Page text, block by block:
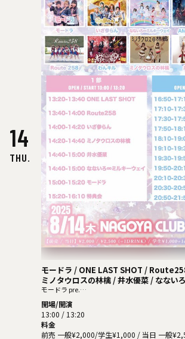
14
THU.
モードラ / ONE LAST SHOT /
ミノタウロスの林檎 / 井⽔優菜 / なない
モードラ pre.
開場/開演
13:00 / 13:20
料金
前売 一般¥2,000/学生¥1,000 / 当日 一般